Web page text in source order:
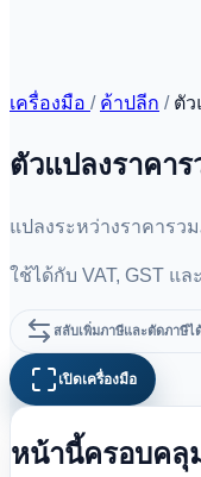
เครื่องมือ / ค้าปลีก / ตัว
ตัวแปลงราคา
แปลงระหว่างราคาร
ใช้ได้กับ VAT, GST แ
สลับเพิ่มภาษีและตัดภาษีไ
เปิดเครื่องมือ
หน้านี้ครอบคลุ